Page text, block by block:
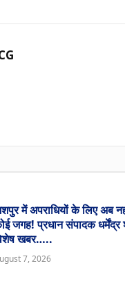
में अपराधियों के लिए अब
जगह! प्रधान संपादक धर्मेंद्र
खबर…..
7, 2026